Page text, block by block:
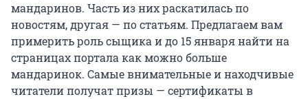
мандаринов. Часть из них раскатилась по
новостям, другая — по статьям. Предлагаем вам
примерить роль сыщика и до 15 января найти на
страницах портала как можно больше
мандаринок. Самые внимательные и находчивые
читатели получат призы — сертификаты в